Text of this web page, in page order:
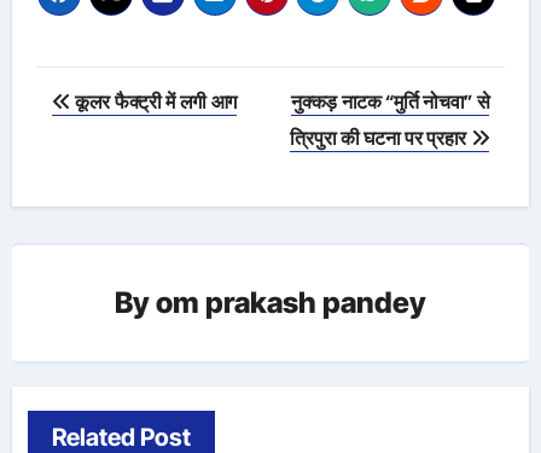
Post
कूलर फैक्ट्री में लगी आग
नुक्कड़ नाटक “मुर्ति नोचवा” से
त्रिपुरा की घटना पर प्रहार
Byom prakash pandey
Related Post